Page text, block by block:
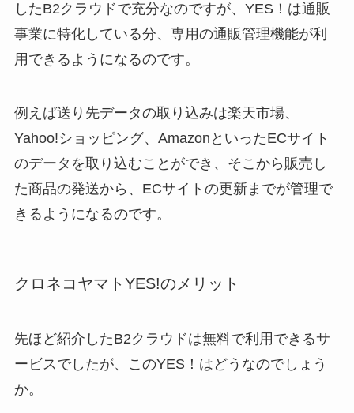
したB2クラウドで充分なのですが、YES！は通販
事業に特化している分、専用の通販管理機能が利
用できるようになるのです。
例えば送り先データの取り込みは楽天市場、
Yahoo!ショッピング、AmazonといったECサイト
のデータを取り込むことができ、そこから販売し
た商品の発送から、ECサイトの更新までが管理で
きるようになるのです。
クロネコヤマトYES!のメリット
先ほど紹介したB2クラウドは無料で利用できるサ
ービスでしたが、このYES！はどうなのでしょう
か。